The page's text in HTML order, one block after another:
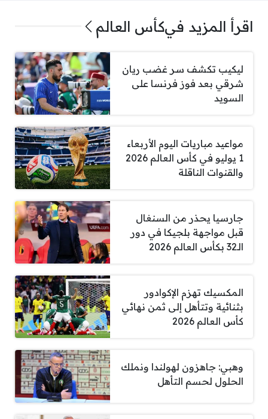
اقرأ المزيد فيكأس العالم
ليكيب تكشف سر غضب ريان
شرقي بعد فوز فرنسا على
السويد
مواعيد مباريات اليوم الأربعاء
1 يوليو في كأس العالم 2026
والقنوات الناقلة
جارسيا يحذر من السنغال
قبل مواجهة بلجيكا في دور
الـ32 بكأس العالم 2026
المكسيك تهزم الإكوادور
بثنائية وتتأهل إلى ثمن نهائي
كأس العالم 2026
وهبي: جاهزون لهولندا ونملك
الحلول لحسم التأهل